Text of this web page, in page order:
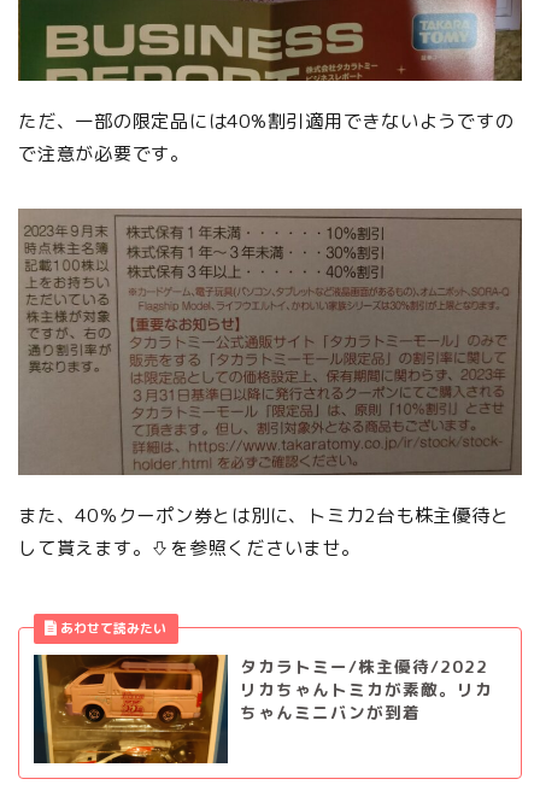
ただ、一部の限定品には40%割引適用できないようですの
で注意が必要です。
また、40％クーポン券とは別に、トミカ2台も株主優待と
して貰えます。⇩を参照くださいませ。
タカラトミー/株主優待/2022
リカちゃんトミカが素敵。リカ
ちゃんミニバンが到着